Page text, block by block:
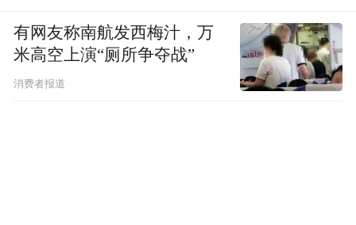
有网友称南航发西梅汁，万
米高空上演“厕所争夺战”
消费者报道